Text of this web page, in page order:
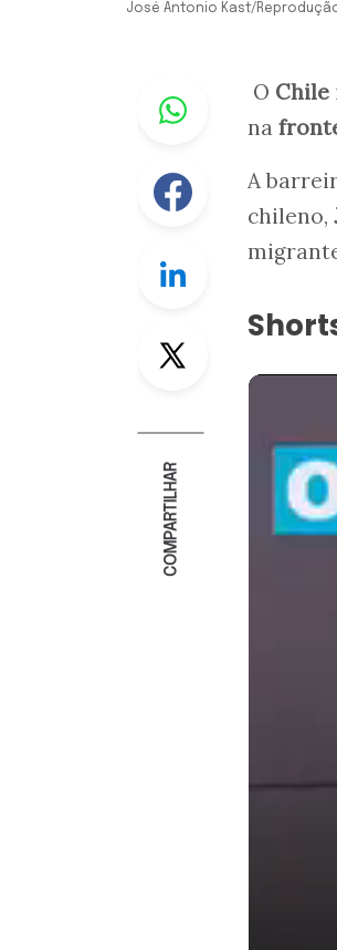
José Antonio Kast/
Whastapp
Facebook
Linkedin
Twitter
COMPARTILHAR
O Chile
na
A
chileno,